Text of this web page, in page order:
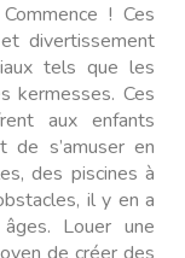
! Ces
divertissement
tels que les
kermesses. Ces
aux enfants
de s’amuser en
des piscines à
il y en a
Louer une